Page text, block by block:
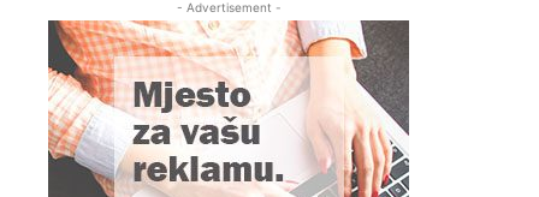
- Advertisement -